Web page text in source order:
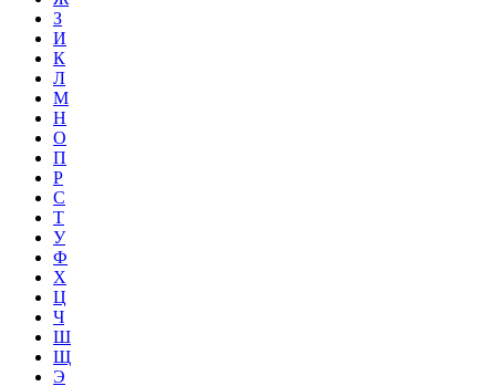
З
И
К
Л
М
Н
О
П
Р
С
Т
У
Ф
Х
Ц
Ч
Ш
Щ
Э